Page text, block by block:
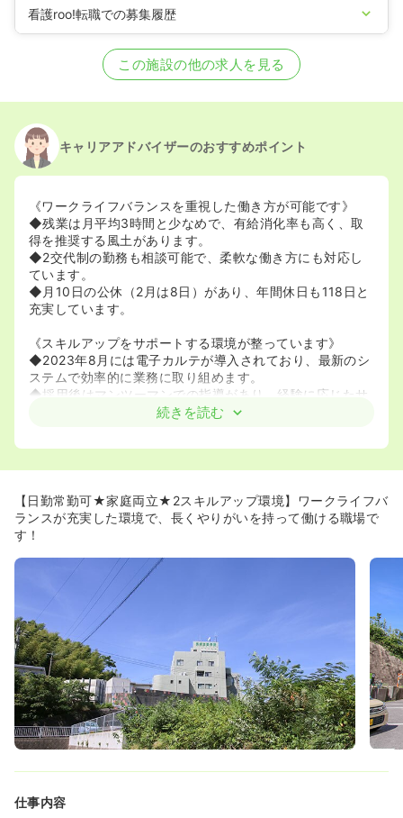
看護roo!転職での募集履歴
この施設の他の求人を見る
キャリアアドバイザーのおすすめポイント
《ワークライフバランスを重視した働き方が可能です》
◆残業は月平均3時間と少なめで、有給消化率も高く、取
得を推奨する風土があります。
◆2交代制の勤務も相談可能で、柔軟な働き方にも対応し
ています。
◆月10日の公休（2月は8日）があり、年間休日も118日と
充実しています。
《スキルアップをサポートする環境が整っています》
◆2023年8月には電子カルテが導入されており、最新のシ
ステムで効率的に業務に取り組めます。
◆採用後はマンツーマンでの指導があり、経験に応じたサ
ポートを受けながら着実に成長できます。
《地域に密着した温かい医療を提供しています》
貫した医療を提供しています。
◆リハビリテーションや訪問看護、在宅医療に力を入れて
おり、地域の方々が住み慣れた場所で生活を続けられるよ
《通勤しやすい立地です》
◆長崎市蚊焼町に位置し、蚊焼バス停から徒歩3分とアク
セスしやすい場所にあります。
◆自家用車通勤も可能で、駐車場も完備されており、月額
500円で利用できます。通勤時の道の混雑も少ないため、
ストレスなく通うことができます。
続きを読む
【日勤常勤可★家庭両立★2スキルアップ環境】ワークライフバ
ランスが充実した環境で、長くやりがいを持って働ける職場で
す！
仕事内容